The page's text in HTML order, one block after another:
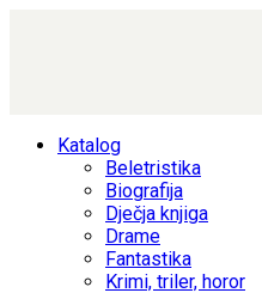
Katalog
Beletristika
Biografija
Dječja knjiga
Drame
Fantastika
Krimi, triler, horor